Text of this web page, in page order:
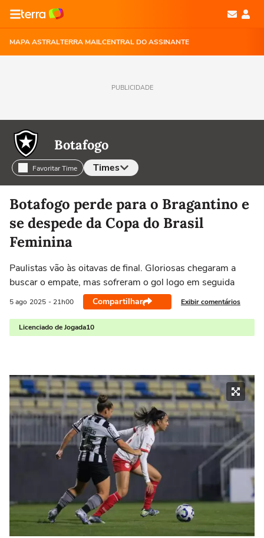
MAPA ASTRALTERRA MAILCENTRAL DO ASSINANTE
PUBLICIDADE
Botafogo
Favoritar Time Times
Selecione o time para ver as notícias
Botafogo perde para o Bragantino e
se despede da Copa do Brasil
Feminina
Paulistas vão às oitavas de final. Gloriosas chegaram a
buscar o empate, mas sofreram o gol logo em seguida
5 ago 2025 - 21h00 Compartilhar Exibir comentários
Licenciado de Jogada10